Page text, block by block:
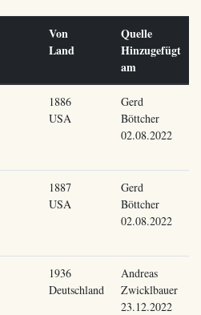
Von
Land
Quelle
Hinzugefügt
am
1886
USA
Gerd
Böttcher
02.08.2022
1887
USA
Gerd
Böttcher
02.08.2022
1936
Deutschland
Andreas
Zwicklbauer
23.12.2022